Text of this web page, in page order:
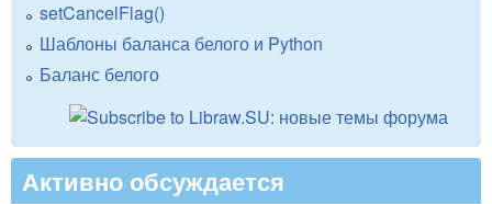
setCancelFlag()
Шаблоны баланса белого и Python
Баланс белого
Активно обсуждается